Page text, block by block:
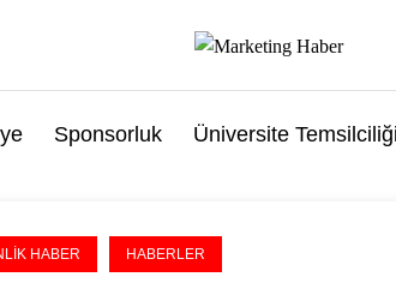
Sponsorluk Üniversite Temsilciliği
HABER HABERLER